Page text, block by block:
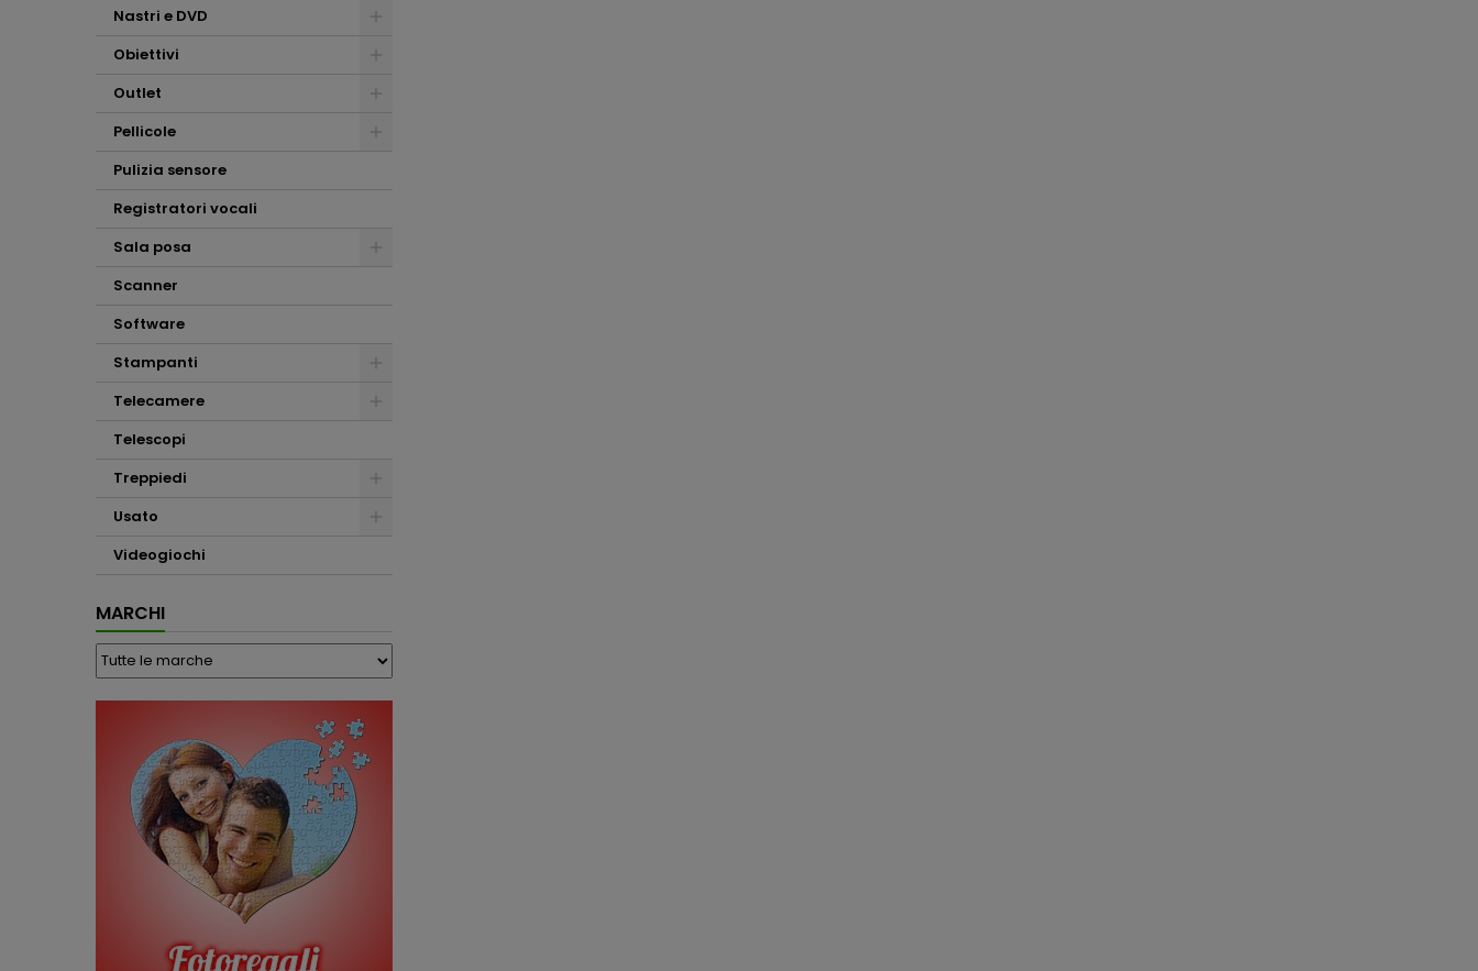
Nastri e DVD
Obiettivi
Outlet
Pellicole
Pulizia sensore
Registratori vocali
Sala posa
Scanner
Software
Stampanti
Telecamere
Telescopi
Treppiedi
Usato
Videogiochi
MARCHI